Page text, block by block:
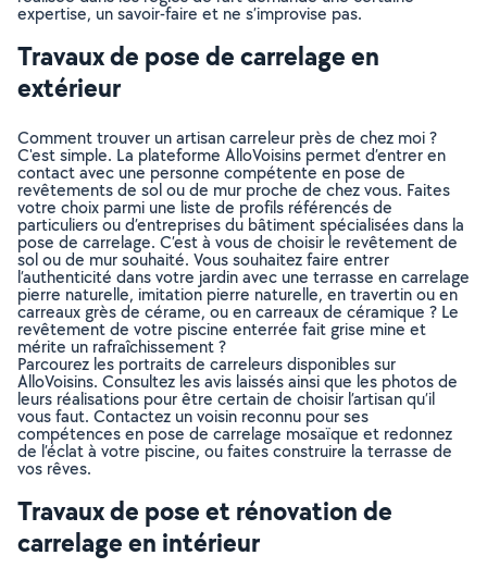
expertise, un savoir-faire et ne s’improvise pas.
Travaux de pose de carrelage en
extérieur
Comment trouver un artisan carreleur près de chez moi ?
C'est simple. La plateforme AlloVoisins permet d’entrer en
contact avec une personne compétente en pose de
revêtements de sol ou de mur proche de chez vous. Faites
votre choix parmi une liste de profils référencés de
particuliers ou d’entreprises du bâtiment spécialisées dans la
pose de carrelage. C’est à vous de choisir le revêtement de
sol ou de mur souhaité. Vous souhaitez faire entrer
l’authenticité dans votre jardin avec une terrasse en carrelage
pierre naturelle, imitation pierre naturelle, en travertin ou en
carreaux grès de cérame, ou en carreaux de céramique ? Le
revêtement de votre piscine enterrée fait grise mine et
mérite un rafraîchissement ?
Parcourez les portraits de carreleurs disponibles sur
AlloVoisins. Consultez les avis laissés ainsi que les photos de
leurs réalisations pour être certain de choisir l’artisan qu’il
vous faut. Contactez un voisin reconnu pour ses
compétences en pose de carrelage mosaïque et redonnez
de l’éclat à votre piscine, ou faites construire la terrasse de
vos rêves.
Travaux de pose et rénovation de
carrelage en intérieur